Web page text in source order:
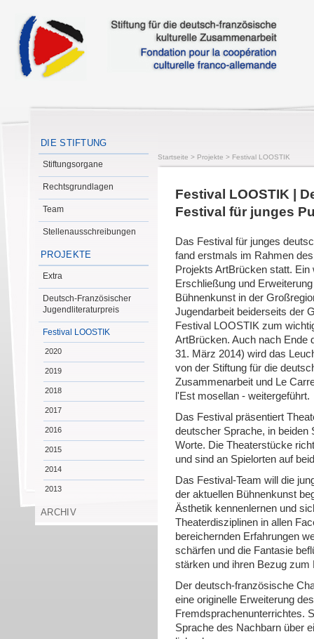
DIE STIFTUNG
Stiftungsorgane
Rechtsgrundlagen
Team
Stellenausschreibungen
PROJEKTE
Extra
Deutsch-Französischer
Jugendliteraturpreis
Festival LOOSTIK
2020
2019
2018
2017
2016
2015
2014
2013
ARCHIV
Startseite > Projekte > Festival LOOSTIK
Festival LOOSTIK |
Festival für junges
Das Festival für junges
fand erstmals im Rahmen
Projekts ArtBrücken statt.
Erschließung und
Bühnenkunst in der
Jugendarbeit beiderseits der
Festival LOOSTIK zum
ArtBrücken. Auch nach Ende
31. März 2014) wird das
von der Stiftung für die
Zusammenarbeit und Le
l'Est mosellan - weitergeführt.
Das Festival präsentiert
deutscher Sprache, in beiden
Worte. Die Theaterstücke
und sind an Spielorten auf
Das Festival-Team will die
der aktuellen Bühnenkunst
Ästhetik kennenlernen und
Theaterdisziplinen in allen
bereichernden Erfahrungen
schärfen und die Fantasie
stärken und ihren Bezug
Der deutsch-französische
eine originelle Erweiterung
Fremdsprachenunterrichtes.
Sprache des Nachbarn über